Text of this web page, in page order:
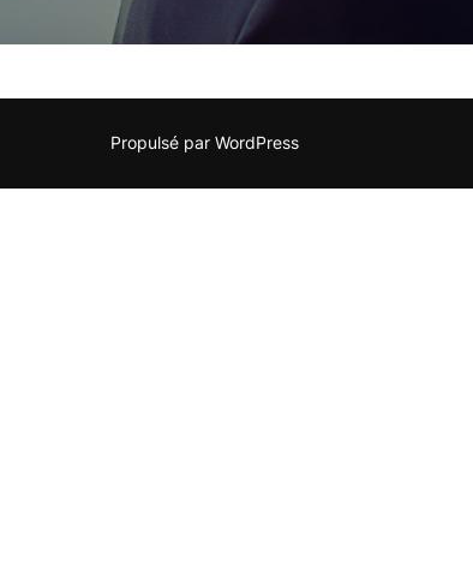
Propulsé par WordPress